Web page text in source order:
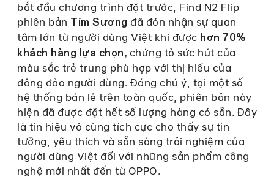
bắt đầu chương trình đặt trước, Find N2 Flip
phiên bản Tím Sương đã đón nhận sự quan
tâm lớn từ người dùng Việt khi được hơn 70%
khách hàng lựa chọn, chứng tỏ sức hút của
màu sắc trẻ trung phù hợp với thị hiếu của
đông đảo người dùng. Đáng chú ý, tại một số
hệ thống bán lẻ trên toàn quốc, phiên bản này
hiện đã được đặt hết số lượng hàng có sẵn. Đây
là tín hiệu vô cùng tích cực cho thấy sự tin
tưởng, yêu thích và sẵn sàng trải nghiệm của
người dùng Việt đối với những sản phẩm công
nghệ mới nhất đến từ OPPO.